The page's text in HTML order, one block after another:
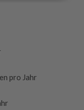
pro Jahr